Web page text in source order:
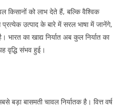
किसानों को लाभ देते हैं, बल्कि वैश्विक
उत्पाद के बारे में सरल भाषा में जानेंगे,
का खाद्य निर्यात अब कुल निर्यात का
वृद्धि संभव हुई।​
बासमती चावल निर्यातक है। वित्त वर्ष